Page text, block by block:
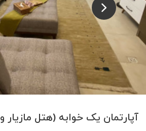
آپارتمان یک خوابه (هتل مازیار